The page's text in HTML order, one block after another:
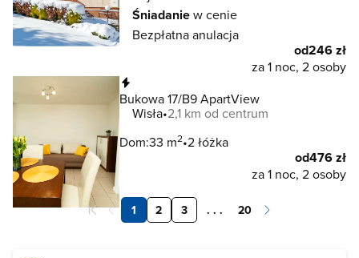
Śniadaniew cenie
Bezpłatna anulacja
od246 zł
za 1 noc, 2 osoby
Bukowa 17/B9 ApartView
Wisła 2,1 km od centrum
Dom:33 m2 2 łóżka
od476 zł
za 1 noc, 2 osoby
1 2 3 . . . 20